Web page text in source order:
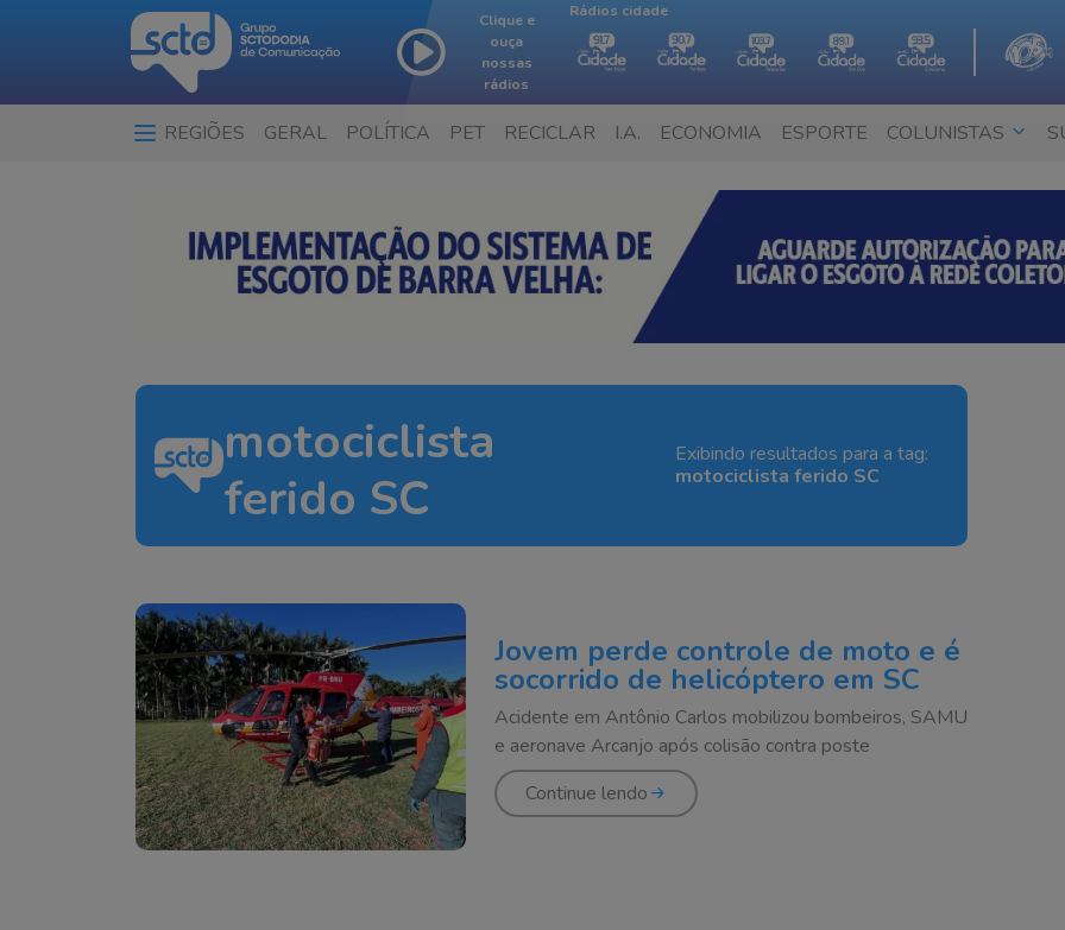
Clique e
ouça
nossas
rádios
Rádios cidade
REGIÕES GERAL POLÍTICA PET RECICLAR I.A. ECONOMIA ESPORTE COLUNISTAS
motociclista
ferido SC
Exibindo resultados para a tag:
motociclista ferido SC
Jovem perde controle de moto e é
socorrido de helicóptero em SC
Acidente em Antônio Carlos mobilizou bombeiros, SAMU
e aeronave Arcanjo após colisão contra poste
Continue lendo